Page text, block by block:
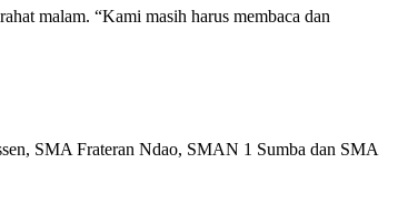
malam. “Kami masih harus membaca dan
SMA Frateran Ndao, SMAN 1 Sumba dan SMA